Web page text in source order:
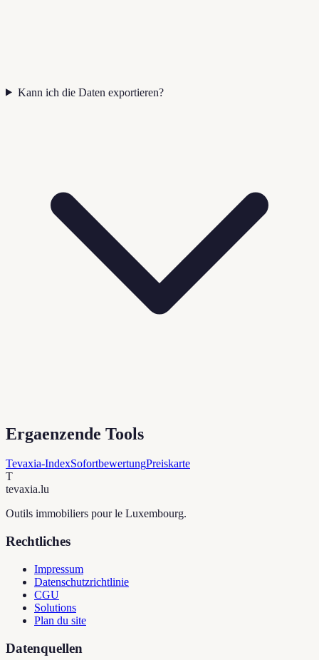
Kann ich die Daten exportieren?
Ergaenzende Tools
Tevaxia-IndexSofortbewertungPreiskarte
T
tevaxia.lu
Outils immobiliers pour le Luxembourg.
Rechtliches
Impressum
Datenschutzrichtlinie
CGU
Solutions
Plan du site
Datenquellen